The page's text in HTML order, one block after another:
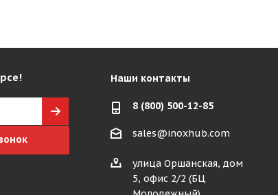
Наши контакты
8 (800) 500-12-85
sales@inoxhub.com
улица Оршанская, дом
5, офис 2/2 (БЦ